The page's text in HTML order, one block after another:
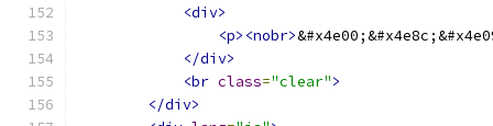
<div>
<p><nobr>
</div>
<br class="clear">
</div>